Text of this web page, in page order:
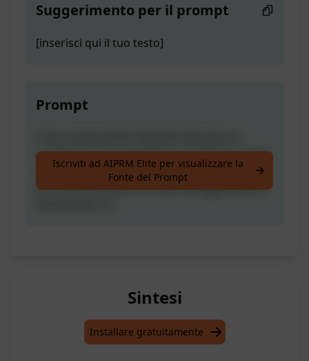
Suggerimento per il prompt
[inserisci qui il tuo testo]
Prompt
caratteristiche romantiche e poetiche, ideale
per libri, Genera dialoghi o monologhi (Se
non identifichi più di un personaggio) Spero
Iscriviti ad AIPRM Elite per visualizzare la
Fonte del Prompt
Sintesi
Installare gratuitamente